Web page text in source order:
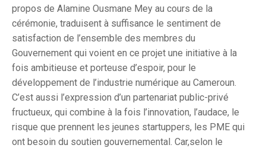
propos de Alamine Ousmane Mey au cours de la
cérémonie, traduisent à suffisance le sentiment de
satisfaction de l’ensemble des membres du
Gouvernement qui voient en ce projet une initiative à la
fois ambitieuse et porteuse d’espoir, pour le
développement de l’industrie numérique au Cameroun.
C’est aussi l’expression d’un partenariat public-privé
fructueux, qui combine à la fois l’innovation, l’audace, le
risque que prennent les jeunes startuppers, les PME qui
ont besoin du soutien gouvernemental. Car,selon le